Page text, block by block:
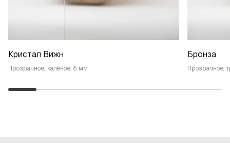
Кристал Вижн
Прозрачное, калёное, 6 мм
Бронза
Прозрачное,